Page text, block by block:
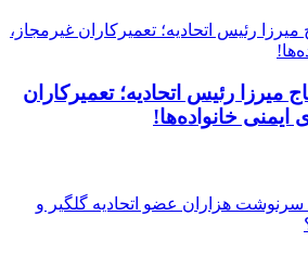
رئیس اتحادیه؛ تعمیرکاران
ایمنی خانواده‌ها!